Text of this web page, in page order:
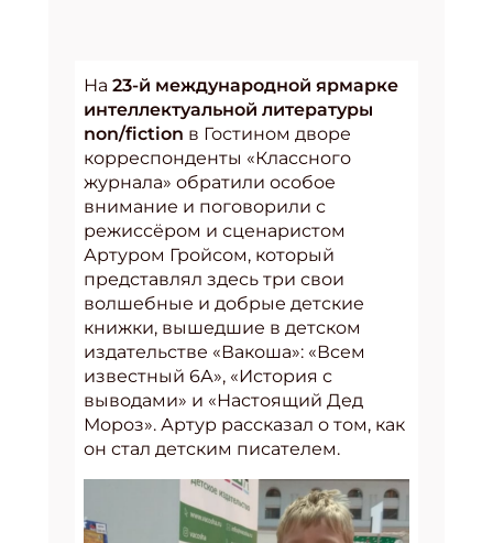
На 23-й международной ярмарке
интеллектуальной литературы
non/fiction в Гостином дворе
корреспонденты «Классного
журнала» обратили особое
внимание и поговорили с
режиссёром и сценаристом
Артуром Гройсом, который
представлял здесь три свои
волшебные и добрые детские
книжки, вышедшие в детском
издательстве «Вакоша»: «Всем
известный 6А», «История с
выводами» и «Настоящий Дед
Мороз». Артур рассказал о том, как
он стал детским писателем.